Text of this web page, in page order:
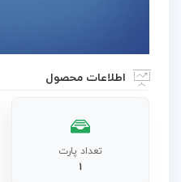
اطلاعات محصول
تعداد پارت
1